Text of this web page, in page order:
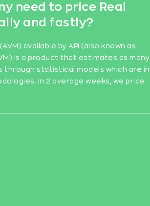
need to price Real
and fastly?
available by API (also known as
is a product that estimates as many
through statistical models which are in
In 2 average weeks, we price